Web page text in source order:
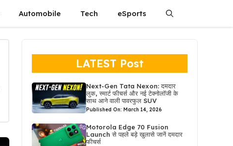
Automobile Tech eSports
LATEST Post
Next-Gen Tata Nexon: दमदार
लुक, स्मार्ट फीचर्स और नई टेक्नोलॉजी के
साथ आने वाली पावरफुल SUV
Published On: March 14, 2026
Motorola Edge 70 Fusion
Launch से पहले बड़े खुलासे जानें दमदार
फीचर्स